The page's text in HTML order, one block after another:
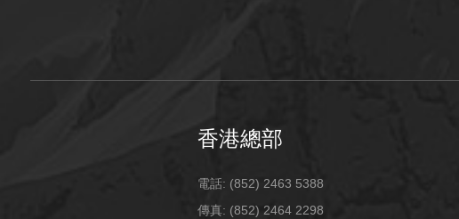
香港總部
電話: (852) 2463 5388
傳真: (852) 2464 2298